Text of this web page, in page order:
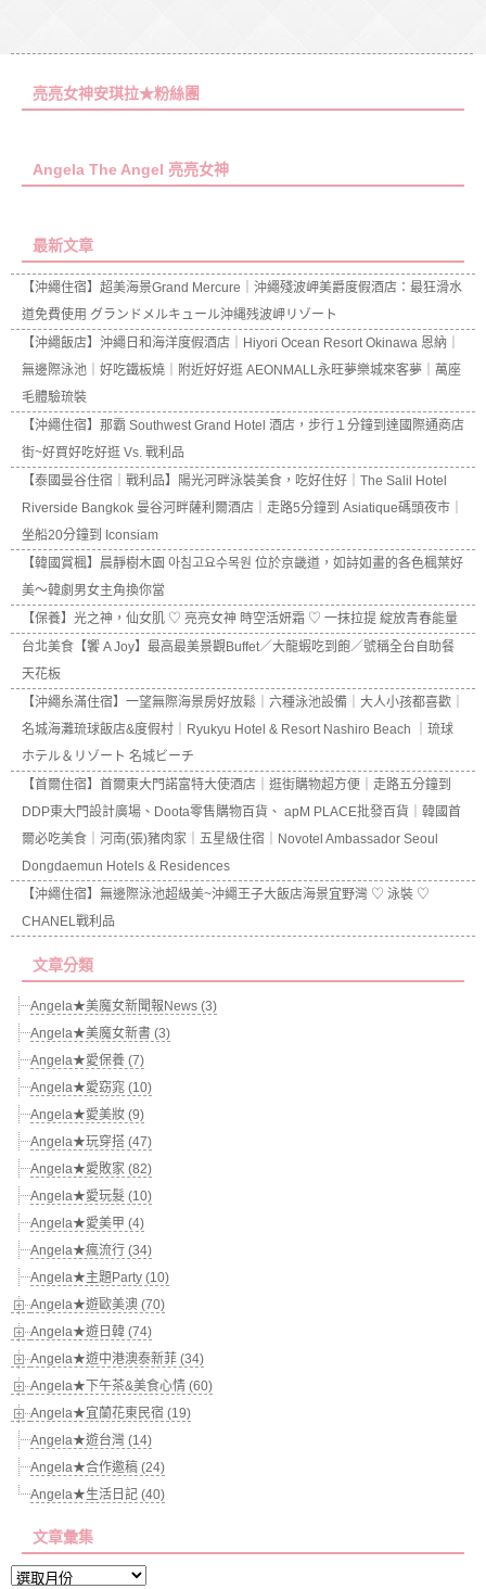
亮亮女神安琪拉★粉絲團
Angela The Angel 亮亮女神
最新文章
【沖繩住宿】超美海景Grand Mercure｜沖繩殘波岬美爵度假酒店：最狂滑水
道免費使用 グランドメルキュール沖縄残波岬リゾート
【沖繩飯店】沖繩日和海洋度假酒店｜Hiyori Ocean Resort Okinawa 恩納｜
無邊際泳池｜好吃鐵板燒｜附近好好逛 AEONMALL永旺夢樂城來客夢｜萬座
毛體驗琉裝
【沖繩住宿】那霸 Southwest Grand Hotel 酒店，步行１分鐘到達國際通商店
街~好買好吃好逛 Vs. 戰利品
【泰國曼谷住宿｜戰利品】陽光河畔泳裝美食，吃好住好｜The Salil Hotel
Riverside Bangkok 曼谷河畔薩利爾酒店｜走路5分鐘到 Asiatique碼頭夜市｜
坐船20分鐘到 Iconsiam
【韓國賞楓】晨靜樹木園 아침고요수목원 位於京畿道，如詩如畫的各色楓葉好
美～韓劇男女主角換你當
【保養】光之神，仙女肌 ♡ 亮亮女神 時空活妍霜 ♡ 一抹拉提 綻放青春能量
台北美食【饗 A Joy】最高最美景觀Buffet／大龍蝦吃到飽／號稱全台自助餐
天花板
【沖繩糸滿住宿】一望無際海景房好放鬆｜六種泳池設備｜大人小孩都喜歡｜
名城海灘琉球飯店&度假村｜Ryukyu Hotel & Resort Nashiro Beach ｜琉球
ホテル＆リゾート 名城ビーチ
【首爾住宿】首爾東大門諾富特大使酒店｜逛街購物超方便｜走路五分鐘到
DDP東大門設計廣場、Doota零售購物百貨、 apM PLACE批發百貨｜韓國首
爾必吃美食｜河南(張)豬肉家｜五星級住宿｜Novotel Ambassador Seoul
Dongdaemun Hotels & Residences
【沖繩住宿】無邊際泳池超級美~沖繩王子大飯店海景宜野灣 ♡ 泳裝 ♡
CHANEL戰利品
文章分類
Angela★美魔女新聞報News (3)
Angela★美魔女新書 (3)
Angela★愛保養 (7)
Angela★愛窈窕 (10)
Angela★愛美妝 (9)
Angela★玩穿搭 (47)
Angela★愛敗家 (82)
Angela★愛玩髮 (10)
Angela★愛美甲 (4)
Angela★瘋流行 (34)
Angela★主題Party (10)
Angela★遊歐美澳 (70)
Angela★遊日韓 (74)
Angela★遊中港澳泰新菲 (34)
Angela★下午茶&美食心情 (60)
Angela★宜蘭花東民宿 (19)
Angela★遊台灣 (14)
Angela★合作邀稿 (24)
Angela★生活日記 (40)
文章彙集
文